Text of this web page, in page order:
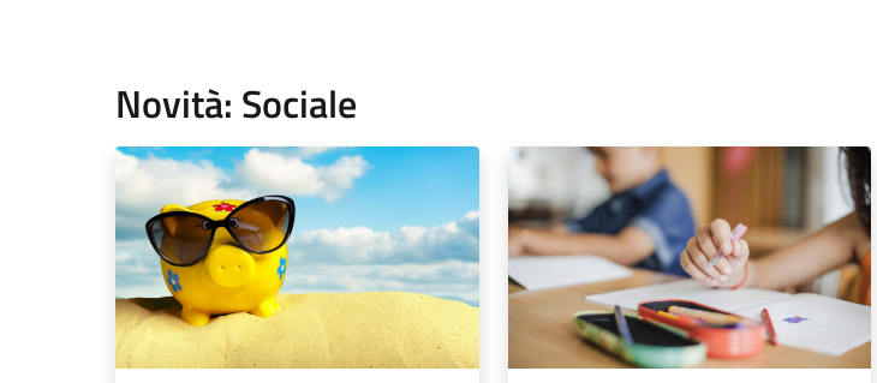
Novità: Sociale